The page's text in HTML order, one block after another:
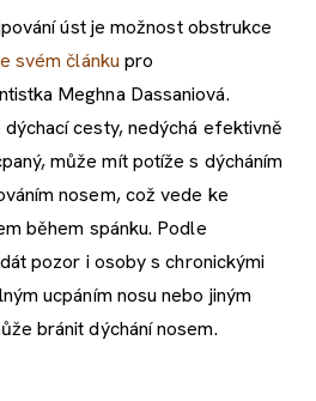
úst je možnost obstrukce
svém článku pro
Meghna Dassaniová.
cesty, nedýchá efektivně
může mít potíže s dýcháním
nosem, což vede ke
během spánku. Podle
pozor i osoby s chronickými
ucpáním nosu nebo jiným
bránit dýchání nosem.